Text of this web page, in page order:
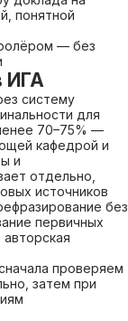
понятной
— без
ИГА
систему
для
70–75% —
кафедрой и
и
отдельно,
источников
без
первичных
проверяем
затем при